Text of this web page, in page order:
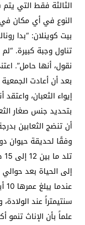
الثالثة فقط التي
النوع في أي مكان في
بيت كوينلان: “بدا
تناول وجبة كبيرة.
نقول، أنها حامل”.
بعد أن أعادت
إيواء الثعبان،
أن تنضج الثعابين
وفقًا لحديقة حيوان
علماً بأن الإناث تنمو